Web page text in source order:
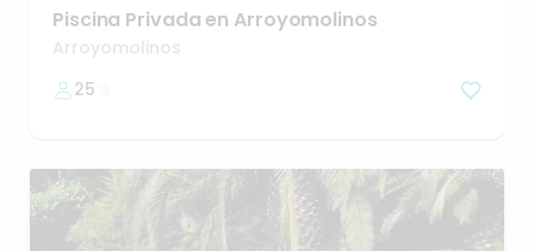
Piscina Privadaen Arroyomolinos
Arroyomolinos
25